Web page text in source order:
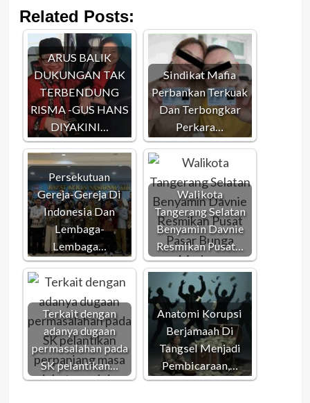
Related Posts:
ARUS BALIK
DUKUNGAN TAK
TERBENDUNG
RISMA -GUS HANS
DIYAKINI…
Sindikat Mafia
Perbankan Terkuak
Dan Terbongkar
Perkara…
Persekutuan
Gereja-Gereja Di
Indonesia Dan
Lembaga-
Lembaga…
Walikota
Tangerang Selatan
Benyamin Davnie
Resmikan Pusat…
Terkait dengan
adanya dugaan
permasalahan pada
SK pelantikan…
Anatomi Korupsi
Berjamaah Di
Tangsel Menjadi
Pembicaraan,…